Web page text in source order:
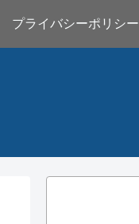
プライバシーポリシー